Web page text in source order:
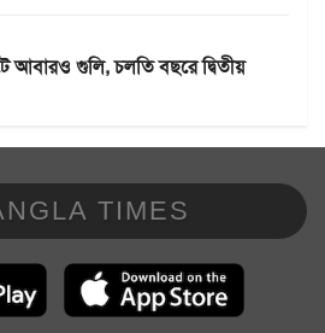
আবারও গুলি, চলতি বছরে দ্বিতীয়
TIMES